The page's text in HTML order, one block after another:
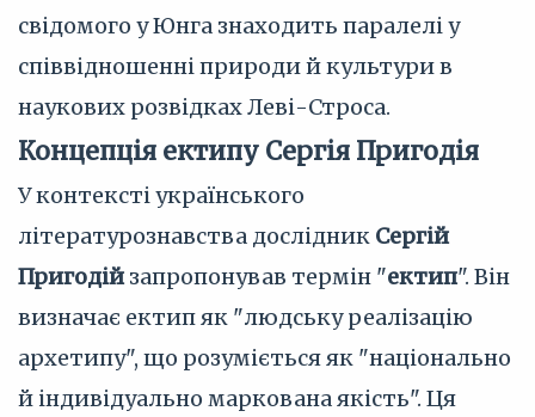
свідомого у Юнга знаходить паралелі у
співвідношенні природи й культури в
наукових розвідках Леві-Строса.
Концепція ектипу Сергія Пригодія
У контексті українського
літературознавства дослідник Сергій
Пригодійзапропонував термін "ектип". Він
визначає ектип як "людську реалізацію
архетипу", що розуміється як "національно
й індивідуально маркована якість". Ця